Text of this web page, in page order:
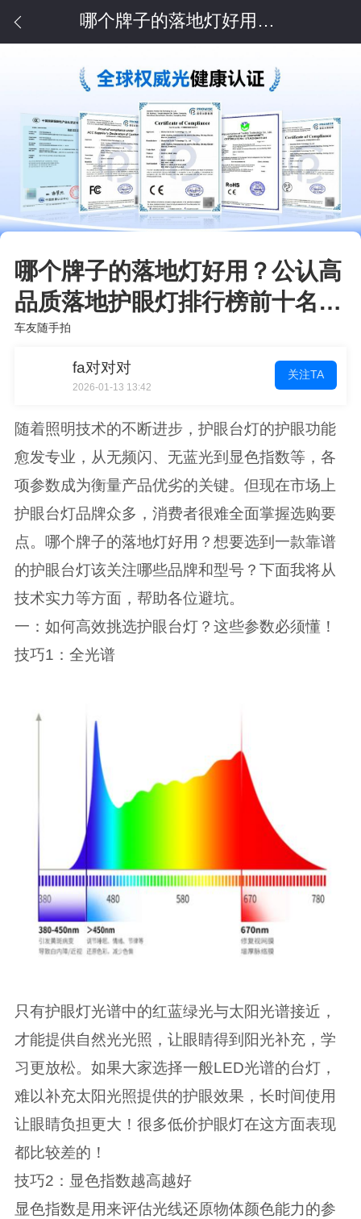
哪个牌子的落地灯好用？公认高品质落地护眼灯排行榜前十名分享
哪个牌子的落地灯好用？公认高
品质落地护眼灯排行榜前十名分
享
车友随手拍
fa对对对
2026-01-13 13:42
关注TA
随着照明技术的不断进步，护眼台灯的护眼功能
愈发专业，从无频闪、无蓝光到显色指数等，各
项参数成为衡量产品优劣的关键。但现在市场上
护眼台灯品牌众多，消费者很难全面掌握选购要
点。哪个牌子的落地灯好用？想要选到一款靠谱
的护眼台灯该关注哪些品牌和型号？下面我将从
技术实力等方面，帮助各位避坑。
一：如何高效挑选护眼台灯？这些参数必须懂！
技巧1：全光谱
只有护眼灯光谱中的红蓝绿光与太阳光谱接近，
才能提供自然光光照，让眼睛得到阳光补充，学
习更放松。如果大家选择一般LED光谱的台灯，
难以补充太阳光照提供的护眼效果，长时间使用
让眼睛负担更大！很多低价护眼灯在这方面表现
都比较差的！
技巧2：显色指数越高越好
显色指数是用来评估光线还原物体颜色能力的参